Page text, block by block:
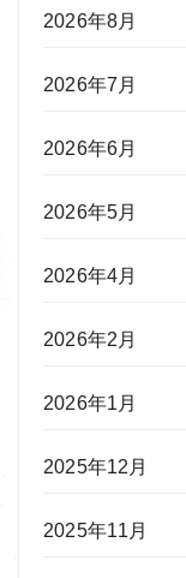
2026年8月
2026年7月
2026年6月
2026年5月
2026年4月
2026年2月
2026年1月
2025年12月
2025年11月